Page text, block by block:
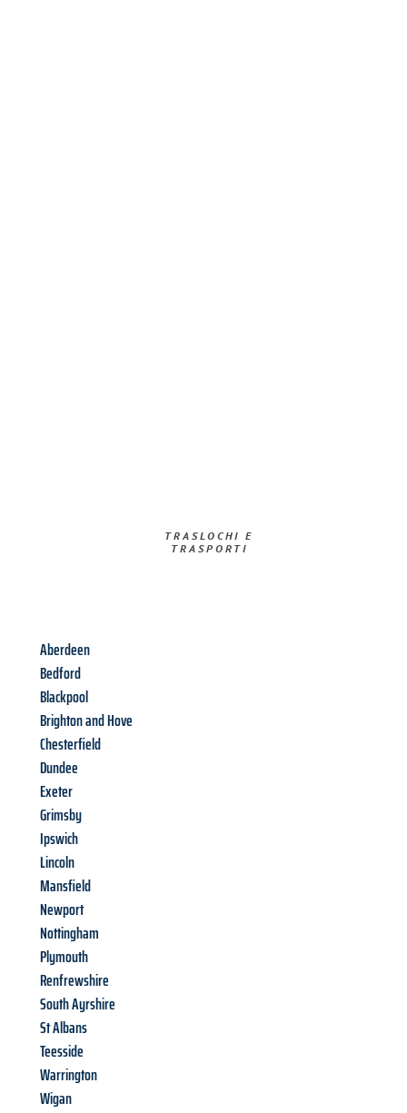
TRASLOCHI E
TRASPORTI​
Aberdeen
Bedford
Blackpool
Brighton and Hove
Chesterfield
Dundee
Exeter
Grimsby
Ipswich
Lincoln
Mansfield
Newport
Nottingham
Plymouth
Renfrewshire
South Ayrshire
St Albans
Teesside
Warrington
Wigan